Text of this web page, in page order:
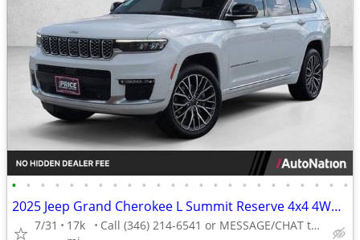
• • • • • • • • • • • • • • • • • • • • • • • •
2025 Jeep Grand Cherokee L Summit Reserve 4x4 4WD Certified SUV AUTONA
7/31
17k
Call (346) 214-6541 or MESSAGE/CHAT to confirm availability